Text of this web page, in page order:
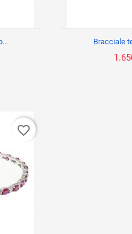
Bracciale
favorite_border